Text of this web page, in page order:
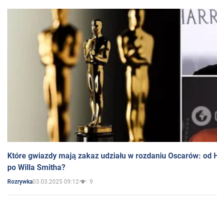
Które gwiazdy mają zakaz udziału w rozdaniu Oscarów: od
po Willa Smitha?
Rozrywka03.03.2025 09:12 9